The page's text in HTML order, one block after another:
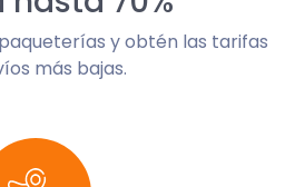
y obtén las tarifas
más bajas.